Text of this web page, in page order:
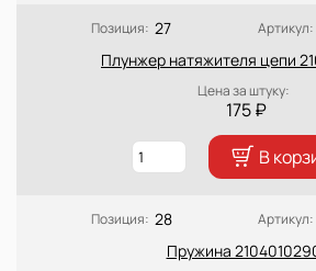
Позиция: 27 Артикул:
Плунжер натяжителя цепи
Цена за штуку:
175 ₽
В
Позиция: 28 Артикул:
Пружина